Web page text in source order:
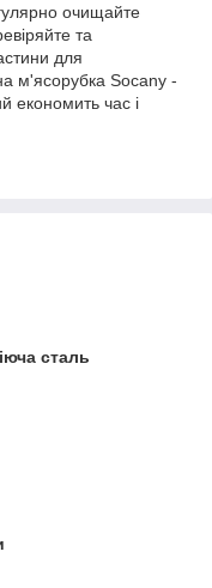
очищайте
та
для
м'ясорубка Socany -
економить час і
сталь